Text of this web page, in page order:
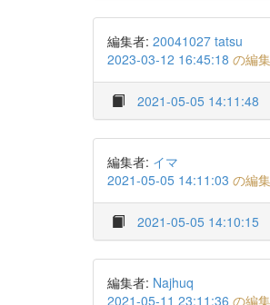
編集者: 20041027 tatsu
2023-03-12 16:45:18 の編
2021-05-05 14:11:48
編集者: イマ
2021-05-05 14:11:03 の編
2021-05-05 14:10:15
編集者: Najhuq
2021-05-11 23:11:36 の編